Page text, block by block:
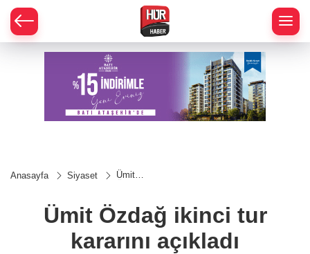
Anasayfa Siyaset
Ümit
kararını
Ümit Özdağ ikinci tur
kararını açıkladı